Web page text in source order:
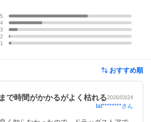
5
4
3
2
1
おすすめ順
で時間がかかるがよく枯れる2026/03/24
tat********さん